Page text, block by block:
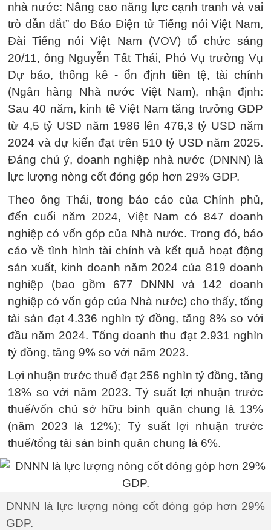
nhà nước: Nâng cao năng lực cạnh tranh và vai
trò dẫn dắt” do Báo Điện tử Tiếng nói Việt Nam,
Đài Tiếng nói Việt Nam (VOV) tổ chức sáng
20/11, ông Nguyễn Tất Thái, Phó Vụ trưởng Vụ
Dự báo, thống kê - ổn định tiền tệ, tài chính
(Ngân hàng Nhà nước Việt Nam), nhận định:
Sau 40 năm, kinh tế Việt Nam tăng trưởng GDP
từ 4,5 tỷ USD năm 1986 lên 476,3 tỷ USD năm
2024 và dự kiến đạt trên 510 tỷ USD năm 2025.
Đáng chú ý, doanh nghiệp nhà nước (DNNN) là
lực lượng nòng cốt đóng góp hơn 29% GDP.
Theo ông Thái, trong báo cáo của Chính phủ,
đến cuối năm 2024, Việt Nam có 847 doanh
nghiệp có vốn góp của Nhà nước. Trong đó, báo
cáo về tình hình tài chính và kết quả hoạt động
sản xuất, kinh doanh năm 2024 của 819 doanh
nghiệp (bao gồm 677 DNNN và 142 doanh
nghiệp có vốn góp của Nhà nước) cho thấy, tổng
tài sản đạt 4.336 nghìn tỷ đồng, tăng 8% so với
đầu năm 2024. Tổng doanh thu đạt 2.931 nghìn
tỷ đồng, tăng 9% so với năm 2023.
Lợi nhuận trước thuế đạt 256 nghìn tỷ đồng, tăng
18% so với năm 2023. Tỷ suất lợi nhuận trước
thuế/vốn chủ sở hữu bình quân chung là 13%
(năm 2023 là 12%); Tỷ suất lợi nhuận trước
thuế/tổng tài sản bình quân chung là 6%.
DNNN là lực lượng nòng cốt đóng góp hơn 29%
GDP.